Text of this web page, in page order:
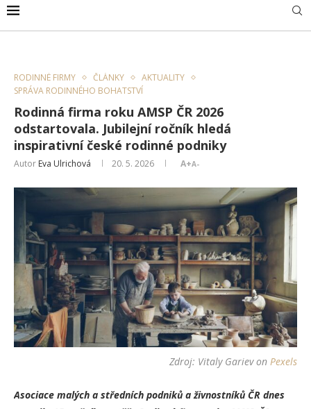
RODINNÉ FIRMY ČLÁNKY
AKTUALITY
SPRÁVA RODINNÉHO BOHATSTVÍ
Rodinná firma roku AMSP ČR 2026
odstartovala. Jubilejní ročník hledá
inspirativní české rodinné podniky
Autor Eva Ulrichová 20. 5. 2026 A+A-
Zdroj: Vitaly Garievon Pexels
Asociace malých a středních podniků a živnostníků ČR dnes